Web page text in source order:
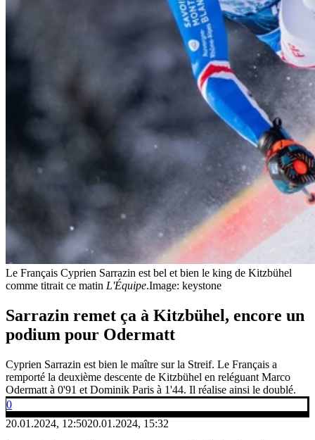
Le Français Cyprien Sarrazin est bel et bien le king de Kitzbühel
comme titrait ce matin L'Équipe.Image: keystone
Sarrazin remet ça à Kitzbühel, encore un
podium pour Odermatt
Cyprien Sarrazin est bien le maître sur la Streif. Le Français a
remporté la deuxième descente de Kitzbühel en reléguant Marco
Odermatt à 0'91 et Dominik Paris à 1'44. Il réalise ainsi le doublé.
0
20.01.2024, 12:5020.01.2024, 15:32